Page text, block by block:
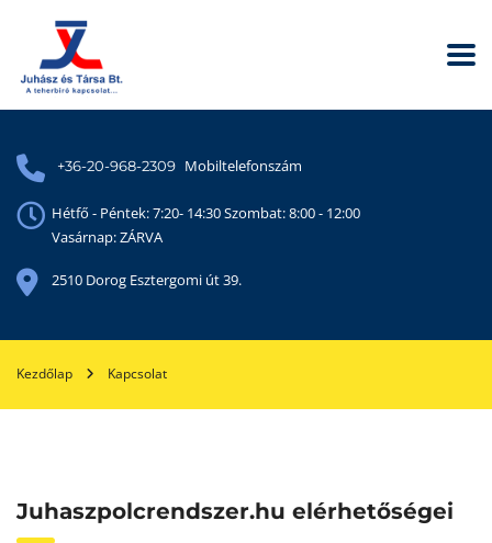
+36-20-968-2309 Mobiltelefonszám
Hétfő - Péntek: 7:20- 14:30 Szombat: 8:00 - 12:00
Vasárnap: ZÁRVA
2510 Dorog Esztergomi út 39.
Kezdőlap Kapcsolat
Juhaszpolcrendszer.hu elérhetőségei